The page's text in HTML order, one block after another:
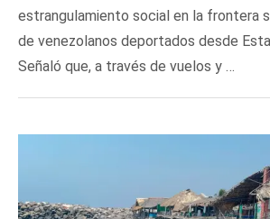
estrangulamiento social en la frontera
de venezolanos deportados desde
Señaló que, a través de vuelos y …